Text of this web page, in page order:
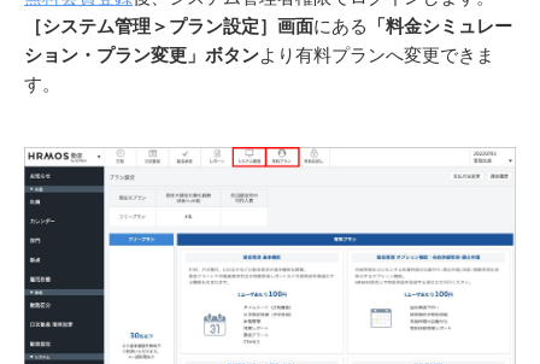
［システム管理＞プラン設定］画面にある
「料金シミュレー
ション・プラン変更」ボタンより有料プランへ変更できま
す。